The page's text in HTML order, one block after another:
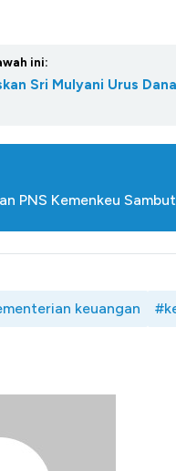
ini:
Sri Mulyani Urus
PNS Kemenkeu
keuangan